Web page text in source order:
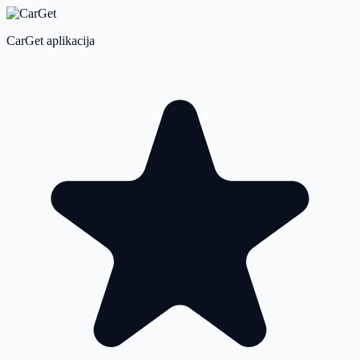
CarGet aplikacija